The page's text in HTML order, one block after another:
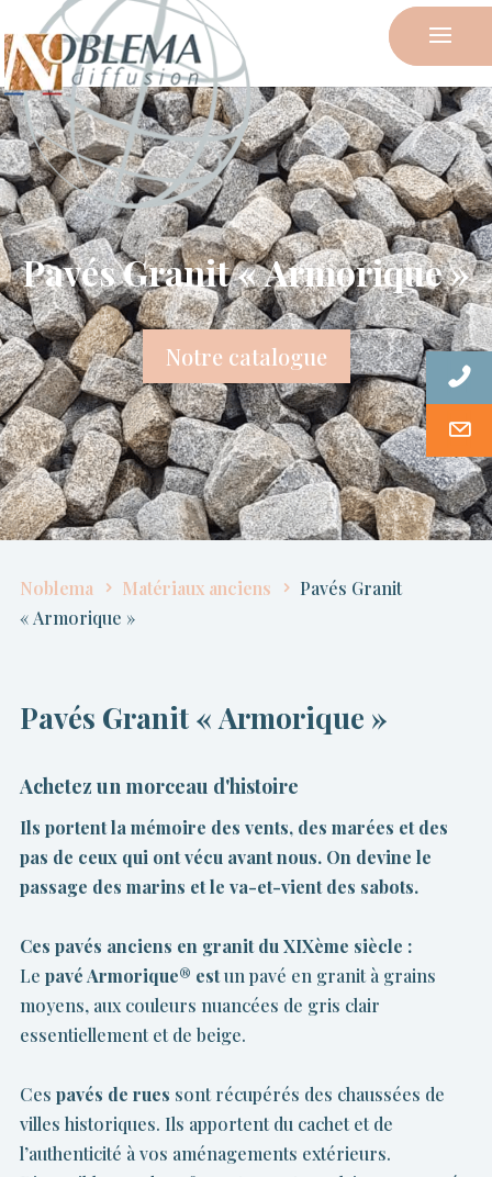
Pavés Granit « Armorique »
Notre catalogue
Noblema Matériaux anciens
Pavés Granit
« Armorique »
Pavés Granit « Armorique »
Achetez un morceau d'histoire
Ils portent la mémoire des vents, des marées et des
pas de ceux qui ont vécu avant nous. On devine le
passage des marins et le va-et-vient des sabots.
Ces pavés anciens en granit du XIXème siècle :
Le pavé Armorique® estun pavé en granit à grains
moyens, aux couleurs nuancées de gris clair
essentiellement et de beige.
Ces pavés de rues sont récupérés des chaussées de
villes historiques. Ils apportent du cachet et de
l’authenticité à vos aménagements extérieurs.